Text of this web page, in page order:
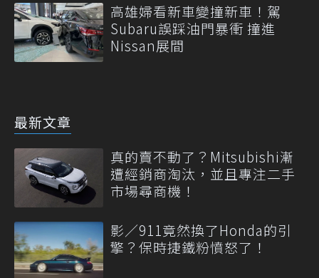
高雄婦看新車變撞新車！駕
Subaru誤踩油門暴衝 撞進
Nissan展間
最新文章
真的賣不動了？Mitsubishi漸
遭經銷商淘汰，並且專注二手
市場尋商機！
影／911竟然換了Honda的引
擎？保時捷鐵粉憤怒了！